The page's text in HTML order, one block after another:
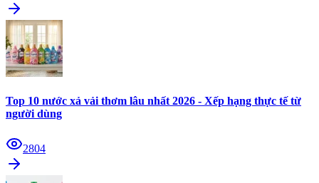
Top 10 nước xả vải thơm lâu nhất 2026 - Xếp hạng thực tế từ
người dùng
2804